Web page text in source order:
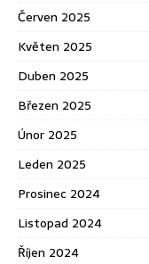
Červen 2025
Květen 2025
Duben 2025
Březen 2025
Únor 2025
Leden 2025
Prosinec 2024
Listopad 2024
Říjen 2024